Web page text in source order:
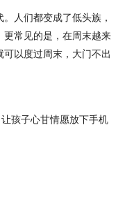
人们都变成了低头族，
常见的是，在周末越来
以度过周末，大门不出